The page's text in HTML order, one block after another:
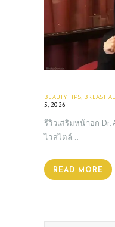
BEAUTY TIPS BREAST
5, 2026
รีวิวเสริมหน้าอก
ไวสไตล์…
READ MORE